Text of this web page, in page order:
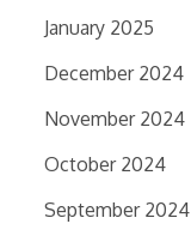
January 2025
December 2024
November 2024
October 2024
September 2024